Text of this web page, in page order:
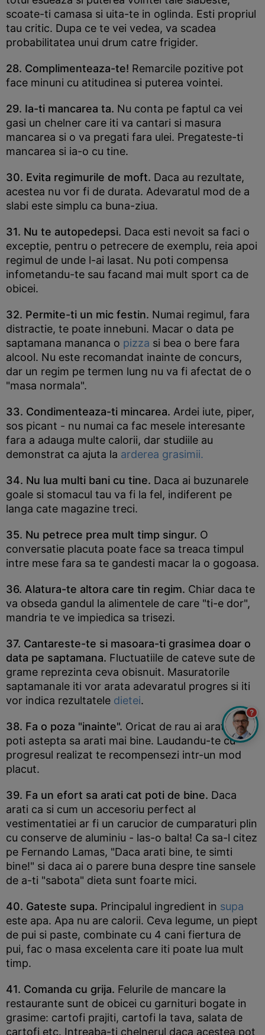
scoate-ti camasa si uita-te in oglinda. Esti propriul
tau critic. Dupa ce te vei vedea, va scadea
probabilitatea unui drum catre frigider.
28. Complimenteaza-te! Remarcile pozitive pot
face minuni cu atitudinea si puterea vointei.
29. Ia-ti mancarea ta. Nu conta pe faptul ca vei
gasi un chelner care iti va cantari si masura
mancarea si o va pregati fara ulei. Pregateste-ti
mancarea si ia-o cu tine.
30. Evita regimurile de moft. Daca au rezultate,
acestea nu vor fi de durata. Adevaratul mod de a
slabi este simplu ca buna-ziua.
31. Nu te autopedepsi. Daca esti nevoit sa faci o
exceptie, pentru o petrecere de exemplu, reia apoi
regimul de unde l-ai lasat. Nu poti compensa
infometandu-te sau facand mai mult sport ca de
obicei.
32. Permite-ti un mic festin. Numai regimul, fara
distractie, te poate innebuni. Macar o data pe
saptamana mananca o pizza si bea o bere fara
alcool. Nu este recomandat inainte de concurs,
dar un regim pe termen lung nu va fi afectat de o
"masa normala".
33. Condimenteaza-ti mincarea. Ardei iute, piper,
sos picant - nu numai ca fac mesele interesante
fara a adauga multe calorii, dar studiile au
demonstrat ca ajuta la arderea grasimii.
34. Nu lua multi bani cu tine. Daca ai buzunarele
goale si stomacul tau va fi la fel, indiferent pe
langa cate magazine treci.
35. Nu petrece prea mult timp singur. O
conversatie placuta poate face sa treaca timpul
intre mese fara sa te gandesti macar la o gogoasa.
36. Alatura-te altora care tin regim. Chiar daca te
va obseda gandul la alimentele de care "ti-e dor",
mandria te ve impiedica sa trisezi.
37. Cantareste-te si masoara-ti grasimea doar o
data pe saptamana. Fluctuatiile de cateve sute de
grame reprezinta ceva obisnuit. Masuratorile
saptamanale iti vor arata adevaratul progres si iti
vor indica rezultatele dietei.
38. Fa o poza "inainte". Oricat de rau ai arata, te
poti astepta sa arati mai bine. Laudandu-te cu
progresul realizat te recompensezi intr-un mod
placut.
39. Fa un efort sa arati cat poti de bine. Daca
arati ca si cum un accesoriu perfect al
vestimentatiei ar fi un carucior de cumparaturi plin
cu conserve de aluminiu - las-o balta! Ca sa-l citez
pe Fernando Lamas, "Daca arati bine, te simti
bine!" si daca ai o parere buna despre tine sansele
de a-ti "sabota" dieta sunt foarte mici.
40. Gateste supa. Principalul ingredient in supa
este apa. Apa nu are calorii. Ceva legume, un piept
de pui si paste, combinate cu 4 cani fiertura de
pui, fac o masa excelenta care iti poate lua mult
timp.
41. Comanda cu grija. Felurile de mancare la
restaurante sunt de obicei cu garnituri bogate in
grasime: cartofi prajiti, cartofi la tava, salata de
cartofi etc. Intreaba-ti chelnerul daca acestea pot
?